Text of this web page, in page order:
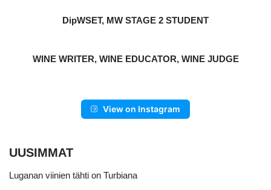
DipWSET, MW STAGE 2 STUDENT
WINE WRITER, WINE EDUCATOR, WINE JUDGE
View on Instagram
UUSIMMAT
Luganan viinien tähti on Turbiana